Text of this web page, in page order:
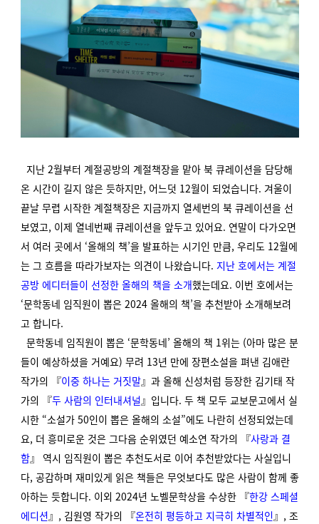
지난 2월부터 계절공방의 계절책장을 맡아 북 큐레이션을 담당해
온 시간이 길지 않은 듯하지만, 어느덧 12월이 되었습니다. 겨울이
끝날 무렵 시작한 계절책장은 지금까지 열세번의 북 큐레이션을 선
보였고, 이제 열네번째 큐레이션을 앞두고 있어요. 연말이 다가오면
서 여러 곳에서 ‘올해의 책’을 발표하는 시기인 만큼, 우리도 12월에
는 그 흐름을 따라가보자는 의견이 나왔습니다. 지난 호에서는 계절
공방 에디터들이 선정한 올해의 책을 소개했는데요. 이번 호에서는
‘문학동네 임직원이 뽑은 2024 올해의 책’을 추천받아 소개해보려
고 합니다.
문학동네 임직원이 뽑은 ‘문학동네’ 올해의 책 1위는 (아마 많은 분
들이 예상하셨을 거예요) 무려 13년 만에 장편소설을 펴낸 김애란
작가의 『이중 하나는 거짓말』과 올해 신성처럼 등장한 김기태 작
가의 『두 사람의 인터내셔널』입니다. 두 책 모두 교보문고에서 실
시한 “소설가 50인이 뽑은 올해의 소설”에도 나란히 선정되었는데
요, 더 흥미로운 것은 그다음 순위였던 예소연 작가의 『사랑과 결
함』 역시 임직원이 뽑은 추천도서로 이어 추천받았다는 사실입니
다, 공감하며 재미있게 읽은 책들은 무엇보다도 많은 사람이 함께 좋
아하는 듯합니다. 이외 2024년 노벨문학상을 수상한 『한강 스페셜
에디션』, 김원영 작가의 『온전히 평등하고 지극히 차별적인』, 조